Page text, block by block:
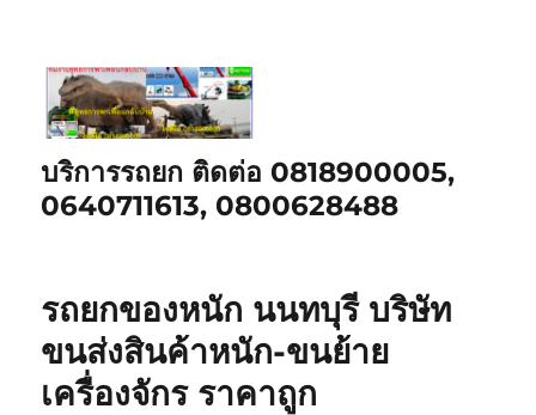
บริการรถยก ติดต่อ 0818900005,
0640711613, 0800628488
รถยกของหนัก นนทบุรี บริษัท
ขนส่งสินค้าหนัก-ขนย้าย
เครื่องจักร ราคาถูก